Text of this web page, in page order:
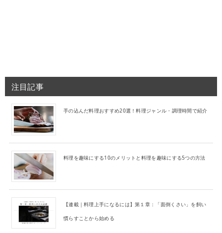
注目記事
手の込んだ料理おすすめ20選！料理ジャンル・調理時間で紹介
料理を趣味にする10のメリットと料理を趣味にする5つの方法
【連載｜料理上手になるには】第１章：「面倒くさい」を飼い
慣らすことから始める